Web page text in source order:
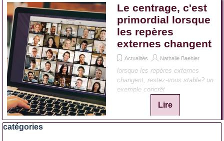
Le centrage, c'est
primordial lorsque
les repères
externes changent
Actualités Nathalie Baehler
lorsque les repères externes
changent, restez-vous stable? un
exemple concrêt
Lire
Sauter le bloc catégories
catégories